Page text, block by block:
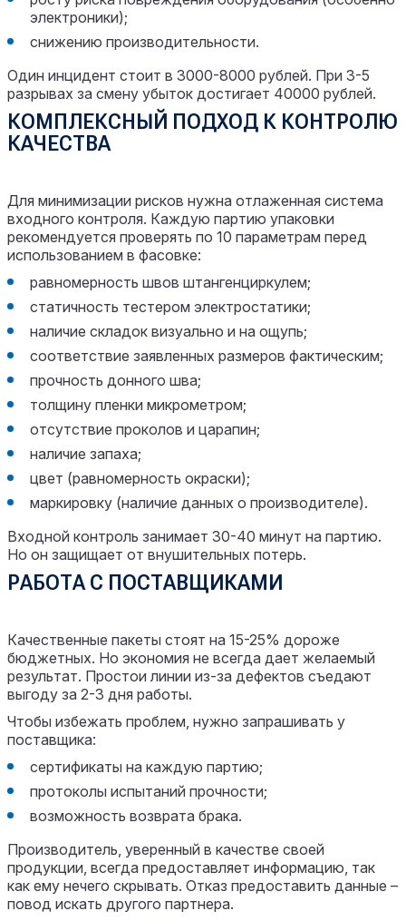
электроники);
снижению производительности.
Один инцидент стоит в 3000-8000 рублей. При 3-5
разрывах за смену убыток достигает 40000 рублей.
КОМПЛЕКСНЫЙ ПОДХОД К КОНТРОЛЮ
КАЧЕСТВА
Для минимизации рисков нужна отлаженная система
входного контроля. Каждую партию упаковки
рекомендуется проверять по 10 параметрам перед
использованием в фасовке:
равномерность швов штангенциркулем;
статичность тестером электростатики;
наличие складок визуально и на ощупь;
соответствие заявленных размеров фактическим;
прочность донного шва;
толщину пленки микрометром;
отсутствие проколов и царапин;
наличие запаха;
цвет (равномерность окраски);
маркировку (наличие данных о производителе).
Входной контроль занимает 30-40 минут на партию.
Но он защищает от внушительных потерь.
РАБОТА С ПОСТАВЩИКАМИ
Качественные пакеты стоят на 15-25% дороже
бюджетных. Но экономия не всегда дает желаемый
результат. Простои линии из-за дефектов съедают
выгоду за 2-3 дня работы.
Чтобы избежать проблем, нужно запрашивать у
поставщика:
сертификаты на каждую партию;
протоколы испытаний прочности;
возможность возврата брака.
Производитель, уверенный в качестве своей
продукции, всегда предоставляет информацию, так
как ему нечего скрывать. Отказ предоставить данные –
повод искать другого партнера.